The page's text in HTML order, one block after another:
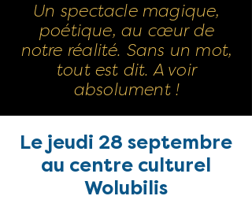
Un spectacle magique,
poétique, au cœur de
notre réalité. Sans un mot,
tout est dit. A voir
absolument !
Le jeudi 28 septembre
au centre culturel
Wolubilis